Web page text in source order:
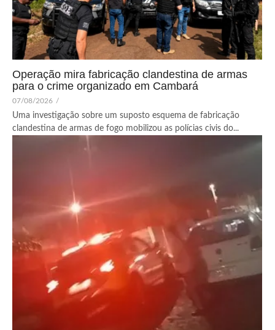
Operação mira fabricação clandestina de armas
para o crime organizado em Cambará
07/08/2026 /
Uma investigação sobre um suposto esquema de fabricação
clandestina de armas de fogo mobilizou as polícias civis do...